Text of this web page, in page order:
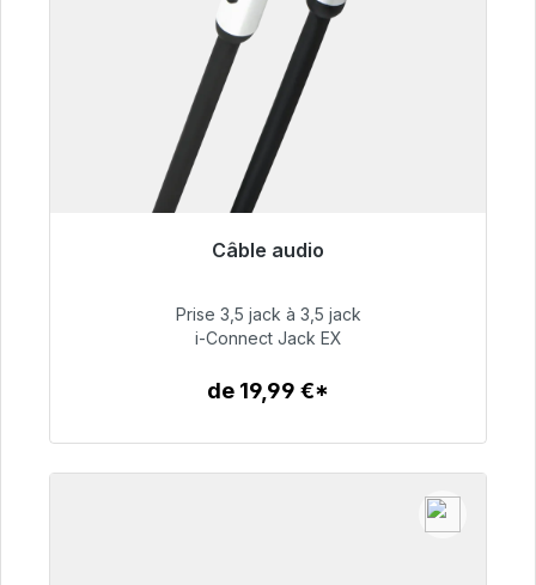
Câble audio
51,99 €
Prise 3,5 jack à 3,5 jack
i-Connect Jack EX
de 19,99 €*